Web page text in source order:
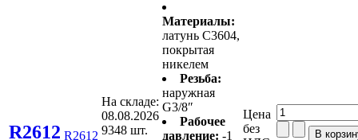
R2612 R2612
На складе:
08.08.2026
9348 шт.
Материалы:
латунь С3604,
покрытая
никелем
Резьба:
наружная
G3/8″
Рабочее
давление: -1
Цена
без